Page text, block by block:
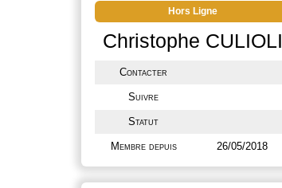
Hors Ligne
Christophe CULIOLI
Contacter
Suivre
Statut
Membre depuis 26/05/2018